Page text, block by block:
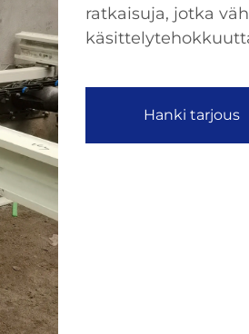
ratkaisuja, jotka
Hanki tarjous